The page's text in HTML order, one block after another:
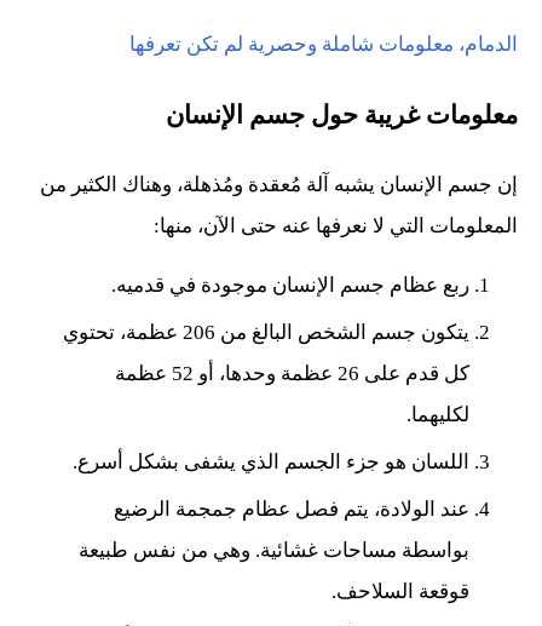
الدمام، معلومات شاملة وحصرية لم تكن تعرفها
معلومات غريبة حول جسم الإنسان
إن جسم الإنسان يشبه آلة مُعقدة ومُذهلة، وهناك الكثير من
المعلومات التي لا نعرفها عنه حتى الآن، منها:
ربع عظام جسم الإنسان موجودة في قدميه.
يتكون جسم الشخص البالغ من 206 عظمة، تحتوي
كل قدم على 26 عظمة وحدها، أو 52 عظمة
لكليهما.
اللسان هو جزء الجسم الذي يشفى بشكل أسرع.
عند الولادة، يتم فصل عظام جمجمة الرضيع
بواسطة مساحات غشائية. وهي من نفس طبيعة
قوقعة السلاحف.